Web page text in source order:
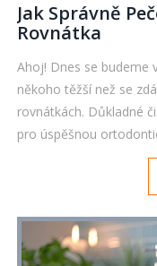
Jak Správně
Rovnátka
Ahoj! Dnes se
někoho těžší než se
rovnátkách. Důkladné
pro úspěšnou
najdete užitečné tipy a
gumičky, jak je